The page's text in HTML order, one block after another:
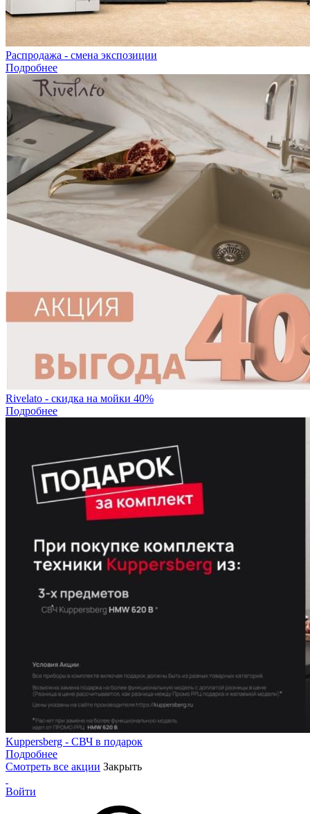
Распродажа - смена экспозиции
Подробнее
Rivelato - скидка на мойки 40%
Подробнее
Kuppersberg - СВЧ в подарок
Подробнее
Смотреть все акции Закрыть
Войти